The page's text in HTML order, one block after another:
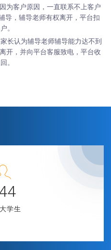
为客户原因，一直联系不上客户
导，辅导老师有权离开，平台扣
。
长认为辅导老师辅导能力达不到
开，并向平台客服致电，平台收
。
学生